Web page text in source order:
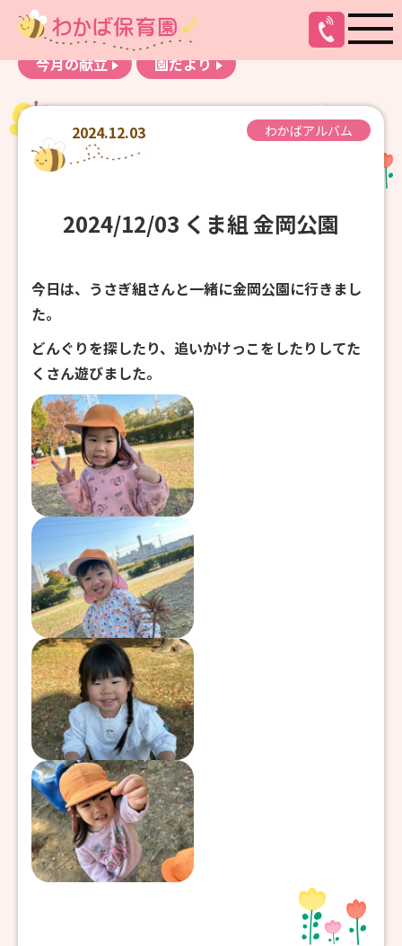
お知らせ
わかばアルバム
今月の献立
園だより
2024.12.03 わかばアルバム
2024/12/03 くま組 金岡公園
今日は、うさぎ組さんと一緒に金岡公園に行きまし
た。
どんぐりを探したり、追いかけっこをしたりしてた
くさん遊びました。